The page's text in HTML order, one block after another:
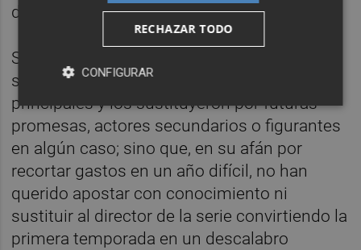
del esperpento.
Sobre todo porque los productores de la
serie –Meriton- no solo quitaron a actores
principales y los sustituyeron por futuras
promesas, actores secundarios o figurantes
en algún caso; sino que, en su afán por
recortar gastos en un año difícil, no han
querido apostar con conocimiento ni
sustituir al director de la serie convirtiendo la
primera temporada en un descalabro
RECHAZAR TODO
CONFIGURAR